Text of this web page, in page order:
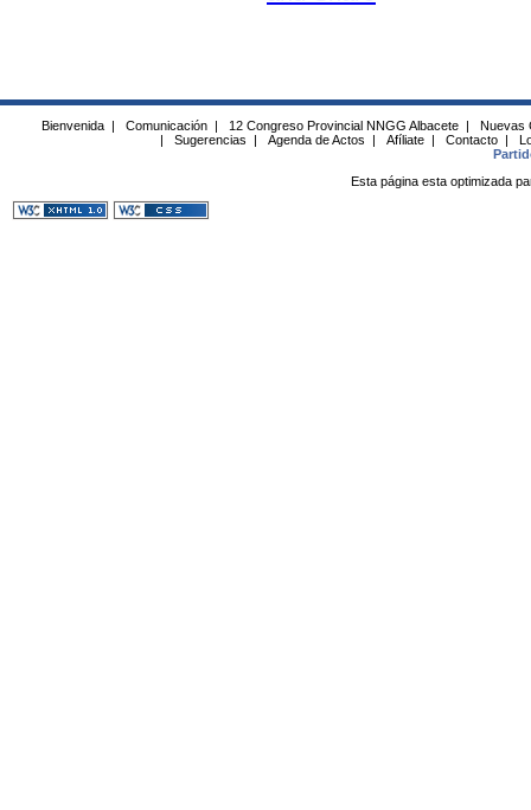
Bienvenida | Comunicación | 12 Congreso Provincial NNGG Albacete |
Nuevas
|
Sugerencias | Agenda de Actos | Afíliate | Contacto |
Esta página esta optimizada